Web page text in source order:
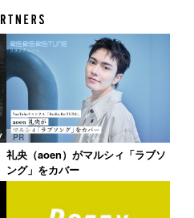
PR
礼央（aoen）がマルシィ「ラブソ
ング」をカバー